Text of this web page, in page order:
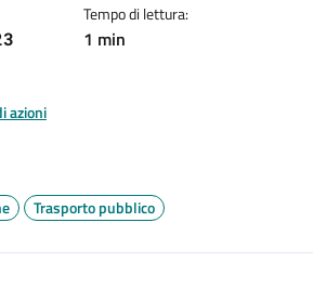
Tempo di lettura:
1 min
azioni
Trasporto pubblico